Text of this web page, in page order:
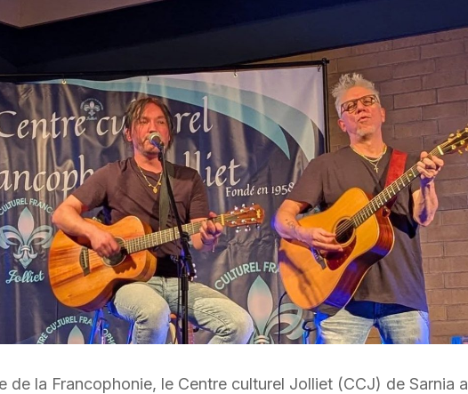
de la Francophonie, le Centre culturel Jolliet (CCJ) de Sarnia a